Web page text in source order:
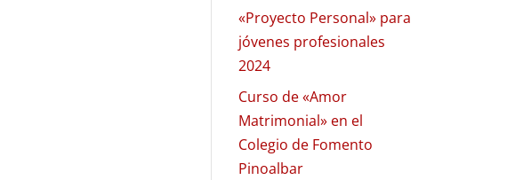
«Proyecto Personal» para
jóvenes profesionales
2024
Curso de «Amor
Matrimonial» en el
Colegio de Fomento
Pinoalbar